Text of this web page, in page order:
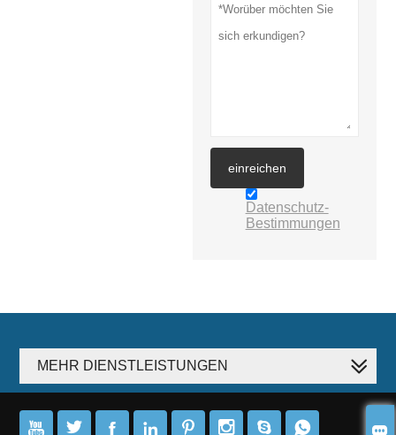

einreichen
Datenschutz-
Bestimmungen
MEHR DIENSTLEISTUNGEN
       